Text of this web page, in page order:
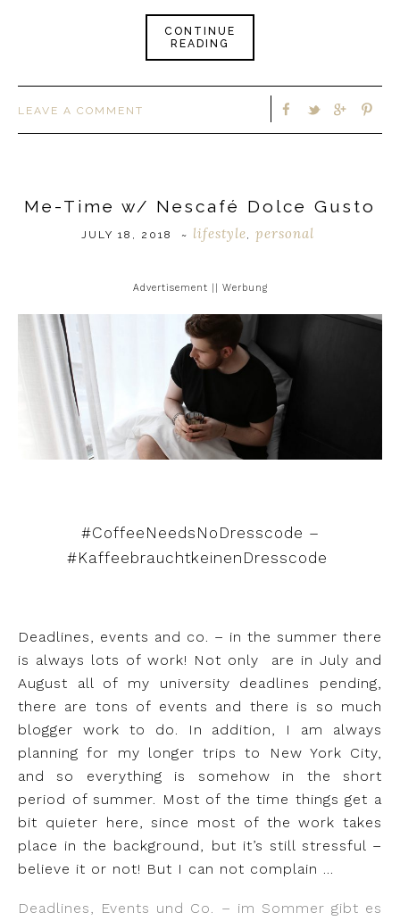
CONTINUE
READING
LEAVE A COMMENT
Me-Time w/ Nescafé Dolce Gusto
JULY 18, 2018 ~ lifestyle, personal
Advertisement || Werbung
#CoffeeNeedsNoDresscode –
#KaffeebrauchtkeinenDresscode
Deadlines, events and co. – in the summer there
is always lots of work! Not only
are in July and
August all of my university deadlines pending,
there are tons of events and there is so much
blogger work to do. In addition, I am always
planning for my longer trips to New York City,
and so everything is somehow in the short
period of summer. Most of the time things get a
bit quieter here, since most of the work takes
place in the background, but it’s still stressful –
believe it or not! But I can not complain …
Deadlines, Events und Co. – im Sommer gibt es